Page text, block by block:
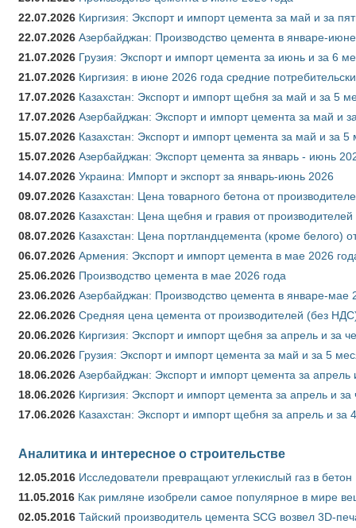
22.07.2026 Киргизия: Экспорт и импорт цемента за май и за
22.07.2026 Азербайджан: Производство цемента в январе-
21.07.2026 Грузия: Экспорт и импорт цемента за июнь и за 6
21.07.2026 Киргизия: в июне 2026 года средние
17.07.2026 Казахстан: Экспорт и импорт щебня за май и за 5
17.07.2026 Азербайджан: Экспорт и импорт цемента за май и
15.07.2026 Казахстан: Экспорт и импорт цемента за май и за
15.07.2026 Азербайджан: Экспорт цемента за январь - июнь
14.07.2026 Украина: Импорт и экспорт за январь-июнь 2026
09.07.2026 Казахстан: Цена товарного бетона от
08.07.2026 Казахстан: Цена щебня и гравия от
08.07.2026 Казахстан: Цена портландцемента (кроме белого)
06.07.2026 Армения: Экспорт и импорт цемента в мае 2026
25.06.2026 Производство цемента в мае 2026 года
23.06.2026 Азербайджан: Производство цемента в январе-мае
22.06.2026 Средняя цена цемента от производителей (без
20.06.2026 Киргизия: Экспорт и импорт щебня за апрель и за
20.06.2026 Грузия: Экспорт и импорт цемента за май и за 5
18.06.2026 Азербайджан: Экспорт и импорт цемента за
18.06.2026 Киргизия: Экспорт и импорт цемента за апрель и
17.06.2026 Казахстан: Экспорт и импорт щебня за апрель и за
Аналитика и интересное о строительстве
12.05.2016 Исследователи превращают углекислый газ в бетон
11.05.2016 Как римляне изобрели самое популярное в мире
02.05.2016 Тайский производитель цемента SCG возвел 3D-